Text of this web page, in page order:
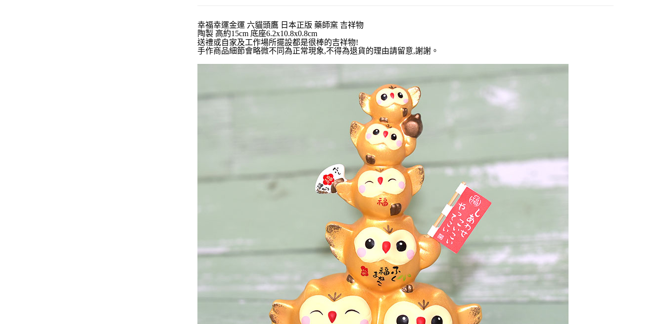
每筆NT$65，滿NT$999(含以上)免運費
宅配
幸福幸運金運 六貓頭鷹 日本正版 藥師窯 吉祥物
陶製 高約15cm 底座6.2x10.8x0.8cm
送禮或自家及工作場所擺設都是很棒的吉祥物!
手作商品細節會略微不同為正常現象,不得為退貨的理由請留意,謝謝。